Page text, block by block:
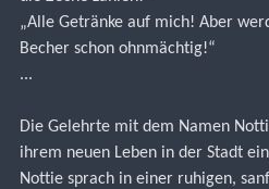
„Alle Getränke auf mich! Aber
Becher schon ohnmächtig!“
...
Die Gelehrte mit dem Namen
ihrem neuen Leben in der Stadt
Nottie sprach in einer ruhigen,